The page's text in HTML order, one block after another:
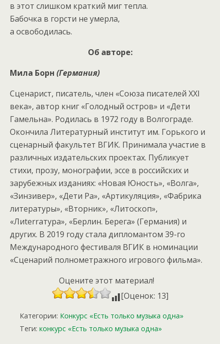
в этот слишком краткий миг тепла.
Бабочка в горсти не умерла,
а освободилась.
Об авторе:
Мила Борн (Германия)
Сценарист, писатель, член «Союза писателей XXI
века», автор книг «Голодный остров» и «Дети
Гамельна». Родилась в 1972 году в Волгограде.
Окончила Литературный институт им. Горького и
сценарный факультет ВГИК. Принимала участие в
различных издательских проектах. Публикует
стихи, прозу, монографии, эссе в российских и
зарубежных изданиях: «Новая Юность», «Волга»,
«Зинзивер», «Дети Ра», «Артикуляция», «Фабрика
литературы», «Вторник», «Литоскоп»,
«Лиterrатура», «Берлин. Берега» (Германия) и
других. В 2019 году стала дипломантом 39-го
Международного фестиваля ВГИК в номинации
«Сценарий полнометражного игрового фильма».
Оцените этот материал!
[Оценок: 13]
Категории: Конкурс «Есть только музыка одна»
Теги: конкурс «Есть только музыка одна»